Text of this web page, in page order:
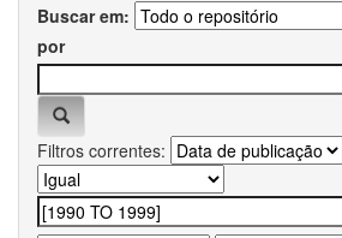
Buscar em:
por
Filtros correntes: